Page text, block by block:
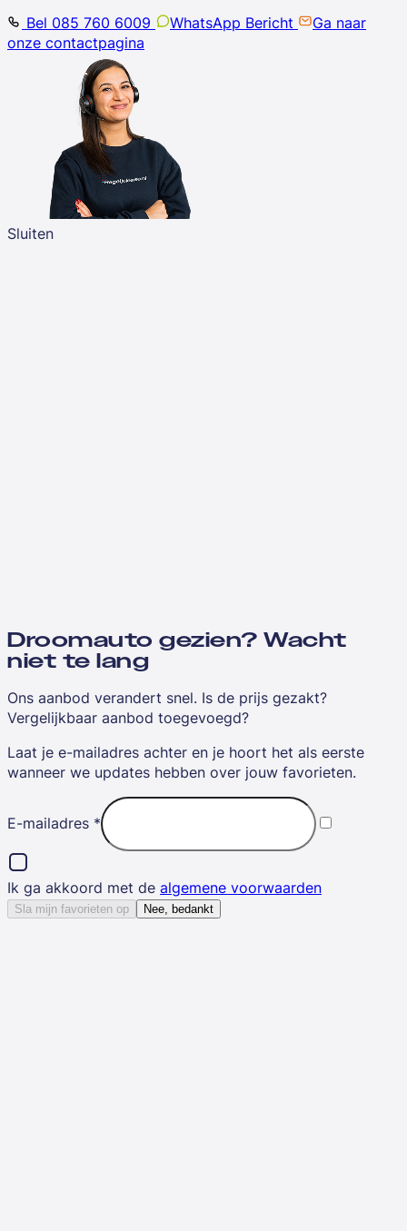
Bel 085 760 6009
WhatsApp Bericht
Ga naar
onze contactpagina
Sluiten
Droomauto gezien? Wacht
niet te lang
Ons aanbod verandert snel. Is de prijs gezakt?
Vergelijkbaar aanbod toegevoegd?
Laat je e-mailadres achter en je hoort het als eerste
wanneer we updates hebben over jouw favorieten.
E-mailadres *
Ik ga akkoord met de algemene voorwaarden
Sla mijn favorieten op Nee, bedankt